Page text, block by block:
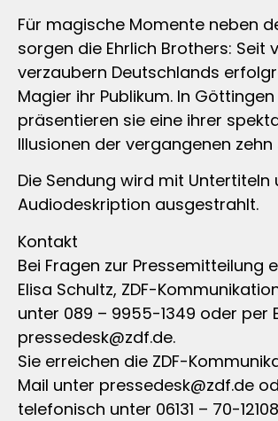
Für magische Momente neben
sorgen die Ehrlich Brothers: Seit
verzaubern Deutschlands
Magier ihr Publikum. In Göttingen
präsentieren sie eine ihrer
Illusionen der vergangenen zehn
Die Sendung wird mit Untertiteln
Audiodeskription ausgestrahlt.
Kontakt
Bei Fragen zur Pressemitteilung
Elisa Schultz, ZDF-
unter 089 – 9955-1349 oder per
pressedesk@zdf.de.
Sie erreichen die ZDF-
Mail unter pressedesk@zdf.de
telefonisch unter 06131 – 70-